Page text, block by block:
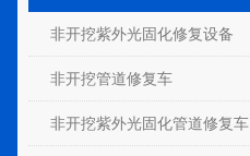
非开挖紫外光固化修复设备
非开挖管道修复车
非开挖紫外光固化管道修复车